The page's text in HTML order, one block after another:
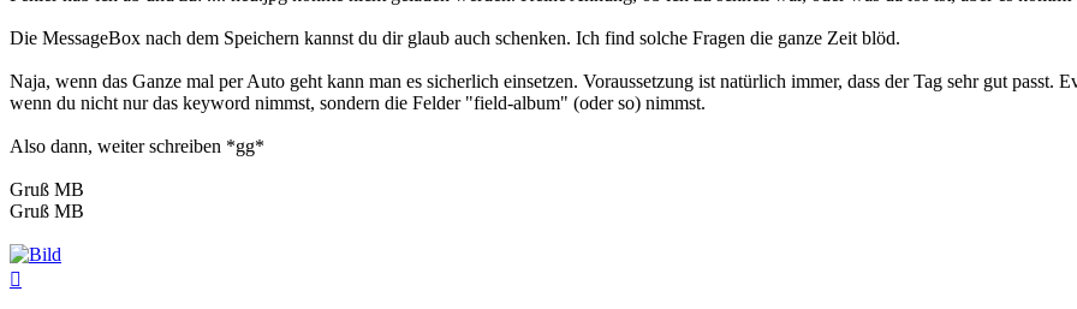
Die MessageBox nach dem Speichern kannst du dir glaub auch schenken. Ich find solche Fragen die ganze Zeit blöd.
Naja, wenn das Ganze mal per Auto geht kann man es sicherlich einsetzen. Voraussetzung ist natürlich immer, dass der Tag sehr gut passt.
wenn du nicht nur das keyword nimmst, sondern die Felder "field-album" (oder so) nimmst.
Also dann, weiter schreiben *gg*
Gruß MB
Gruß MB